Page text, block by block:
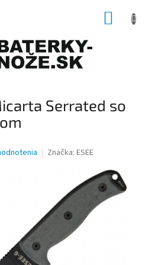
Serrated so
Značka: ESEE